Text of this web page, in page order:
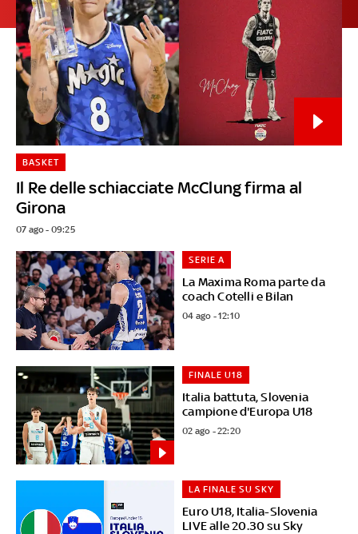
Il Re delle schiacciate McClung firma al
Girona
BASKET
07 ago - 09:25
La Maxima Roma parte da
coach Cotelli e Bilan
SERIE A
04 ago - 12:10
Italia battuta, Slovenia
campione d'Europa U18
FINALE U18
02 ago - 22:20
Euro U18, Italia-Slovenia
LIVE alle 20.30 su Sky
LA FINALE SU SKY